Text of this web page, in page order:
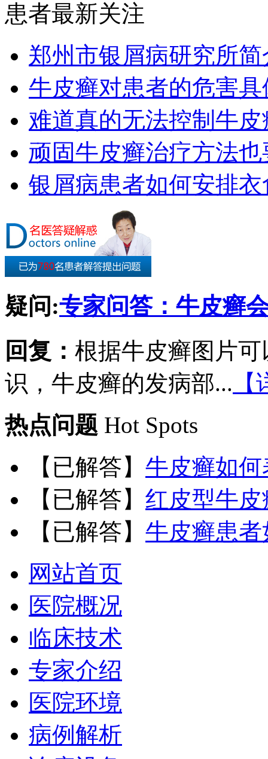
患者最新关注
郑州市银屑病研究所简
牛皮癣对患者的危害
难道真的无法控制牛
顽固牛皮癣治疗方法也
银屑病患者如何安排
疑问:专家问答：牛皮癣
回复： 根据牛皮癣图片
识，牛皮癣的发病部...
热点问题 Hot Spots
【已解答】 牛皮癣如
【已解答】 红皮型牛
【已解答】 牛皮癣患
网站首页
医院概况
临床技术
专家介绍
医院环境
病例解析